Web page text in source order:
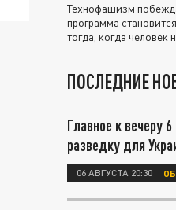
Технофашизм
программа
тогда, когда человек
ПОСЛЕДНИЕ
Главное к вечеру
разведку для
06 АВГУСТА 20:30